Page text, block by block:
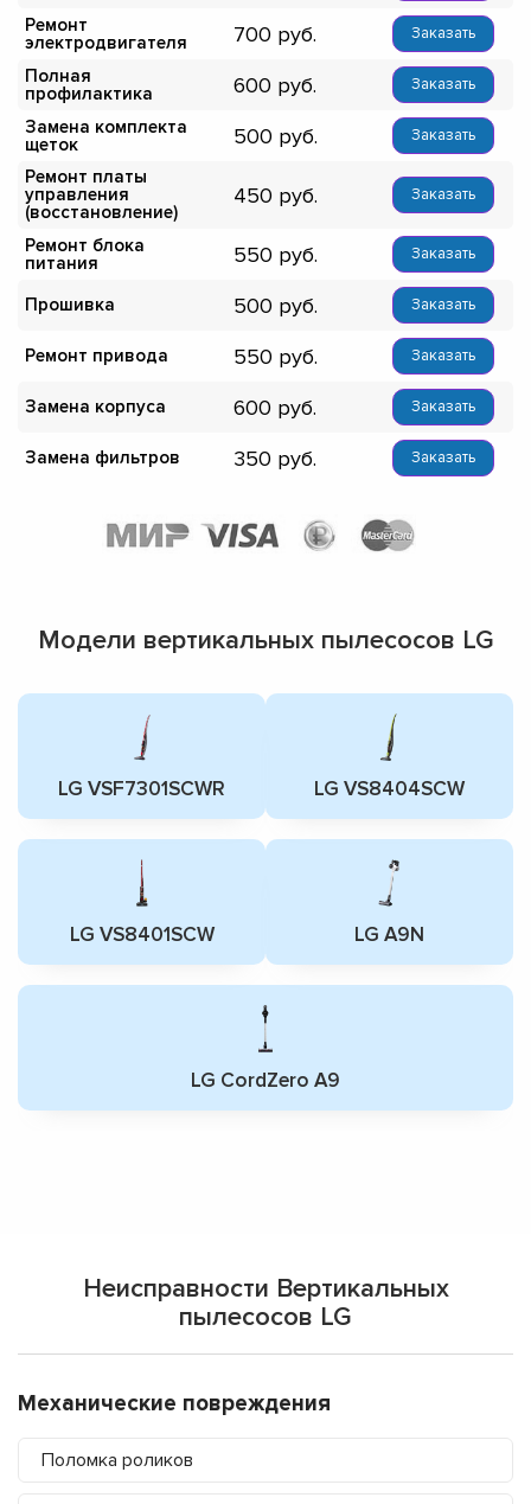
Ремонт
электродвигателя
700 Заказать
Полная
профилактика
600 Заказать
Замена комплекта
щеток
500 Заказать
Ремонт платы
управления
(восстановление)
450 Заказать
Ремонт блока
питания
550 Заказать
Прошивка 500 Заказать
Ремонт привода 550 Заказать
Замена корпуса 600 Заказать
Замена фильтров 350 Заказать
Модели вертикальных пылесосов LG
LG VSF7301SCWR LG VS8404SCW
LG VS8401SCW LG A9N
LG CordZero A9
Неисправности Вертикальных
пылесосов LG
Механические повреждения
Поломка роликов